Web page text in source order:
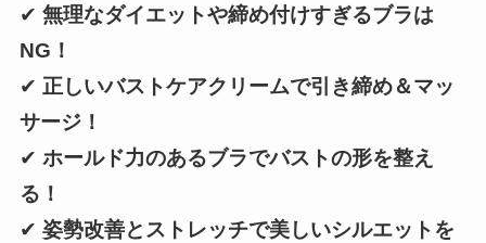
✔ 無理なダイエットや締め付けすぎるブラは
NG！
✔ 正しいバストケアクリームで引き締め＆マッ
サージ！
✔ ホールド力のあるブラでバストの形を整え
る！
✔ 姿勢改善とストレッチで美しいシルエットを